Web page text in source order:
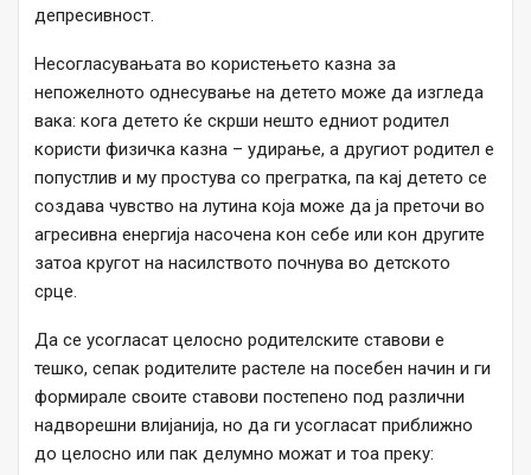
депресивност.
Несогласувањата во користењето казна за
непожелното однесување на детето може да изгледа
вака: кога детето ќе скрши нешто едниот родител
користи физичка казна – удирање, а другиот родител е
попустлив и му простува со прегратка, па кај детето се
создава чувство на лутина која може да ја преточи во
агресивна енергија насочена кон себе или кон другите
затоа кругот на насилството почнува во детското
срце.
Да се усогласат целосно родителските ставови е
тешко, сепак родителите растеле на посебен начин и ги
формирале своите ставови постепено под различни
надворешни влијанија, но да ги усогласат приближно
до целосно или пак делумно можат и тоа преку: